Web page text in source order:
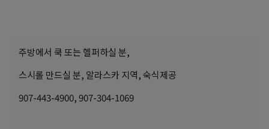
주방에서 쿡 또는 헬퍼하실 분,
스시롤 만드실 분, 알라스카 지역, 숙식제공
907-443-4900, 907-304-1069